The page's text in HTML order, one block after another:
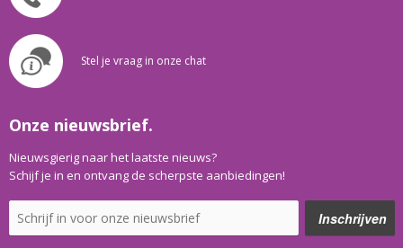
Stel je vraag in onze chat
Onze nieuwsbrief.
Nieuwsgierig naar het laatste nieuws?
Schijf je in en ontvang de scherpste aanbiedingen!